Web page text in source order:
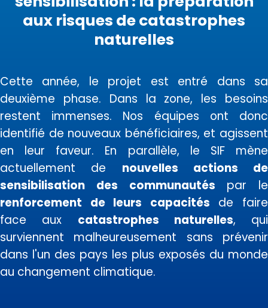
aux risques de catastrophes
naturelles
Cette année, le projet est entré dans sa
deuxième phase. Dans la zone, les besoins
restent immenses. Nos équipes ont donc
identifié de nouveaux bénéficiaires, et agissent
en leur faveur. En parallèle, le SIF mène
actuellement de nouvelles actions de
sensibilisation des communautés par le
renforcement de leurs capacités de faire
face aux catastrophes naturelles, qui
surviennent malheureusement sans prévenir
dans l'un des pays les plus exposés du monde
au changement climatique.